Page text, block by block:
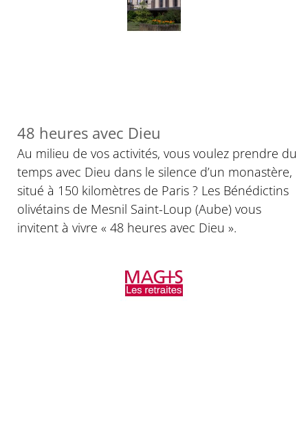
48 heures avec Dieu
Au milieu de vos activités, vous voulez prendre du
temps avec Dieu dans le silence d’un monastère,
situé à 150 kilomètres de Paris ? Les Bénédictins
olivétains de Mesnil Saint-Loup (Aube) vous
invitent à vivre « 48 heures avec Dieu ».